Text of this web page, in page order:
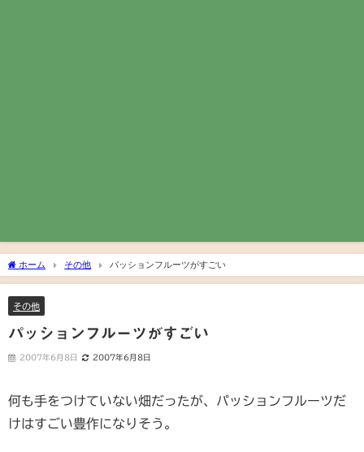
ホーム その他 パッションフルーツがすごい
その他
パッションフルーツがすごい
2007年6月8日 2007年6月8日
何も手をつけていない畑だったが、パッションフルーツだ
けはすごい豊作になりそう。